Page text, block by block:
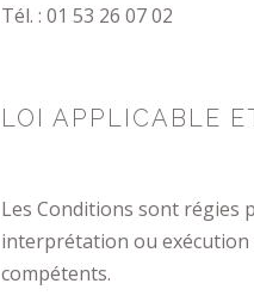
Tél. : 01 53 26 07 02
LOI APPLICABLE
Les Conditions sont régies
interprétation ou exécution
compétents.